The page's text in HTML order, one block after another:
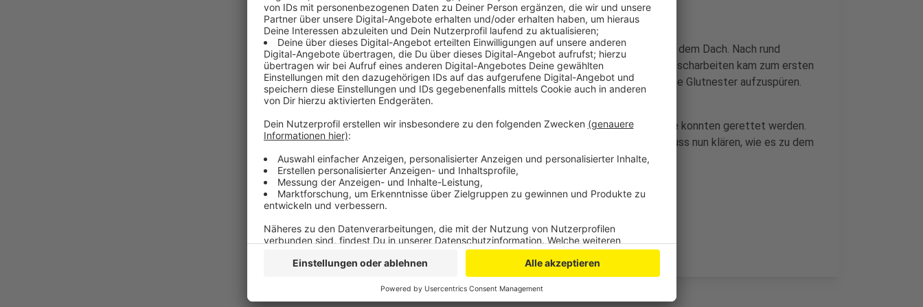
Beim Eintreffen der Feuerwehr schlugen die Flammen bereits aus dem Dach. Nach rund
anderthalb Stunden war der Brand unter Kontrolle. Bei den Nachlöscharbeiten kam zum ersten
Mal auch die neue Drohne der Feuerwehr zum Einsatz, um mögliche Glutnester aufzuspüren.
Insgesamt waren rund 60 Kräfte im Einsatz.
Verletzte hat es bei dem Feuer nicht gegeben, auch die Haustiere konnten gerettet werden.
Das Haus selbst ist aktuell allerdings unbewohnbar. Die Polizei muss nun klären, wie es zu dem
Brand kommen konnte.